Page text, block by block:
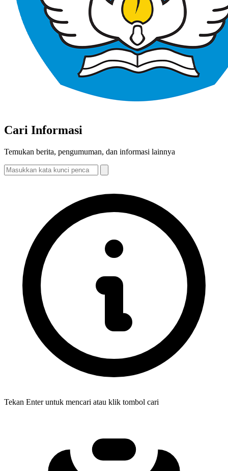
Cari Informasi
Temukan berita, pengumuman, dan informasi lainnya
Tekan Enter untuk mencari atau klik tombol cari